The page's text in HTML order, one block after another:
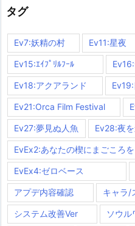
ー
タグ
Ev7:妖精の村 Ev11:星夜
Ev15:ｴｲﾌﾟﾘﾙﾌｰﾙ
Ev18:アクアランド
Ev21:Orca Film Festival
Ev27:夢見ぬ人魚 Ev28:夜
EvEx2:あなたの楔にまごころを
EvEx4:ゼロベース
アプデ内容確認 キャラ/
システム改善Ver ソウル